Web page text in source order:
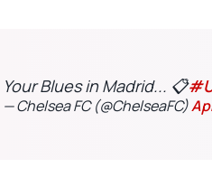
Your Blues in Madrid... 📋
— Chelsea FC (@ChelseaFC)